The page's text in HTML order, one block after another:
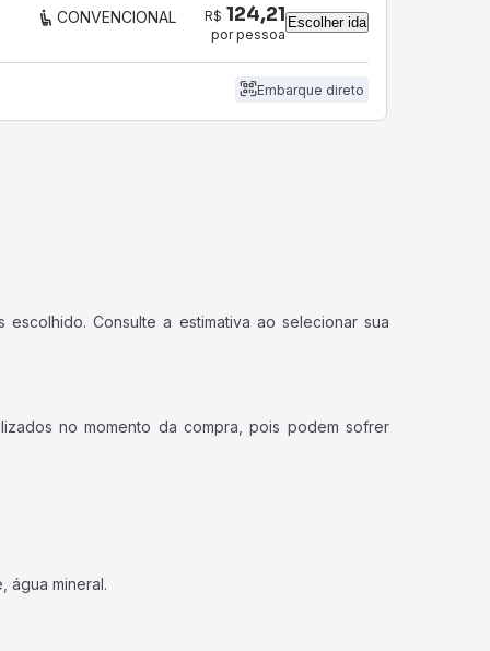
CONVENCIONAL R$ 124,21
por pessoa
Escolher ida
Embarque direto
Consulte a estimativa ao selecionar sua
no momento da compra, pois podem sofrer
água mineral.